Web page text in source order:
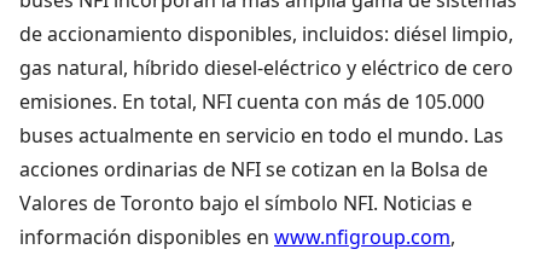
de accionamiento disponibles, incluidos: diésel limpio,
gas natural, híbrido diesel-eléctrico y eléctrico de cero
emisiones. En total, NFI cuenta con más de 105.000
buses actualmente en servicio en todo el mundo. Las
acciones ordinarias de NFI se cotizan en la Bolsa de
Valores de Toronto bajo el símbolo NFI. Noticias e
información disponibles en www.nfigroup.com,